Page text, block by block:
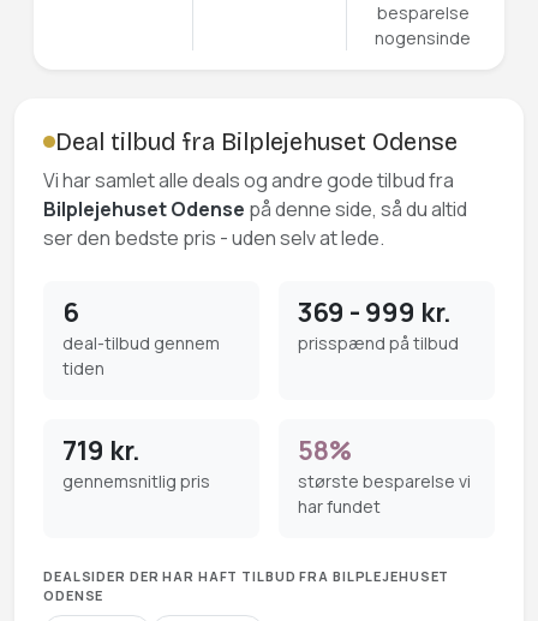
besparelse
nogensinde
Deal tilbud fra Bilplejehuset Odense
Vi har samlet alle deals og andre gode tilbud fra
Bilplejehuset Odense på denne side, så du altid
ser den bedste pris - uden selv at lede.
6
deal-tilbud gennem
tiden
369 - 999 kr.
prisspænd på tilbud
719 kr.
gennemsnitlig pris
58%
største besparelse vi
har fundet
DEALSIDER DER HAR HAFT TILBUD FRA BILPLEJEHUSET
ODENSE